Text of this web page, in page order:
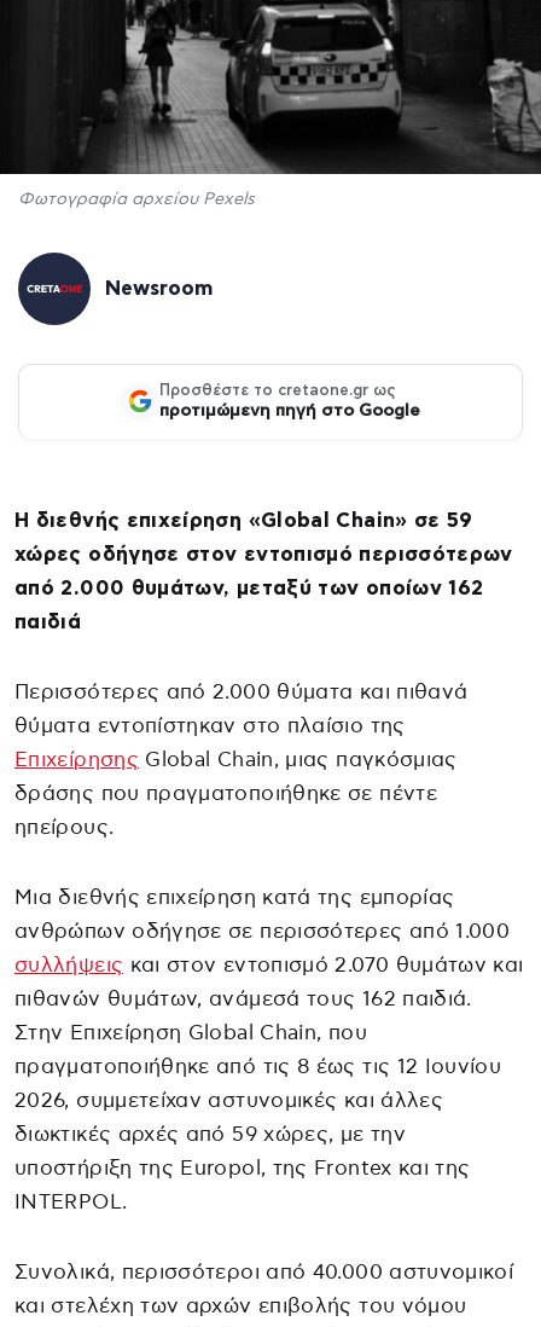
Φωτογραφία αρχείου Pexels
Newsroom
Προσθέστε το cretaone.gr ως
προτιμώμενη πηγή στο Google
Η διεθνής επιχείρηση «Global Chain» σε 59
χώρες οδήγησε στον εντοπισμό περισσότερων
από 2.000 θυμάτων, μεταξύ των οποίων 162
παιδιά
Περισσότερες από 2.000 θύματα και πιθανά
θύματα εντοπίστηκαν στο πλαίσιο της
Επιχείρησης Global Chain, μιας παγκόσμιας
δράσης που πραγματοποιήθηκε σε πέντε
ηπείρους.
Μια διεθνής επιχείρηση κατά της εμπορίας
ανθρώπων οδήγησε σε περισσότερες από 1.000
συλλήψεις και στον εντοπισμό 2.070 θυμάτων και
πιθανών θυμάτων, ανάμεσά τους 162 παιδιά.
Στην Επιχείρηση Global Chain, που
πραγματοποιήθηκε από τις 8 έως τις 12 Ιουνίου
2026, συμμετείχαν αστυνομικές και άλλες
διωκτικές αρχές από 59 χώρες, με την
υποστήριξη της Europol, της Frontex και της
INTERPOL.
Συνολικά, περισσότεροι από 40.000 αστυνομικοί
και στελέχη των αρχών επιβολής του νόμου